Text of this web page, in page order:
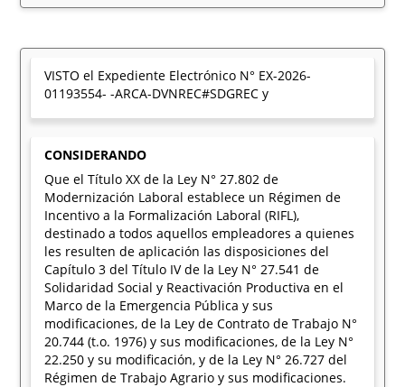
VISTO el Expediente Electrónico N° EX-2026-
01193554- -ARCA-DVNREC#SDGREC y
CONSIDERANDO
Que el Título XX de la Ley N° 27.802 de
Modernización Laboral establece un Régimen de
Incentivo a la Formalización Laboral (RIFL),
destinado a todos aquellos empleadores a quienes
les resulten de aplicación las disposiciones del
Capítulo 3 del Título IV de la Ley N° 27.541 de
Solidaridad Social y Reactivación Productiva en el
Marco de la Emergencia Pública y sus
modificaciones, de la Ley de Contrato de Trabajo N°
20.744 (t.o. 1976) y sus modificaciones, de la Ley N°
22.250 y su modificación, y de la Ley N° 26.727 del
Régimen de Trabajo Agrario y sus modificaciones.